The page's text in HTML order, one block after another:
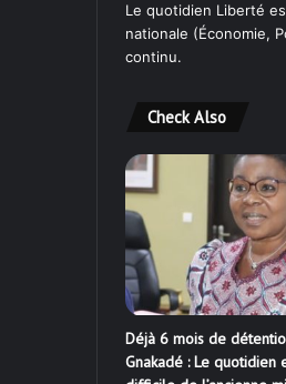
Le quotidien Liberté
nationale (Économie,
continu.
Check Also
Déjà 6 mois de
Gnakadé : Le quotidien